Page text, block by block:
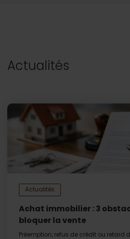
Actualités
Actualités
Achat immobilier : 3
bloquer la vente
Préemption, refus de crédit ou retard